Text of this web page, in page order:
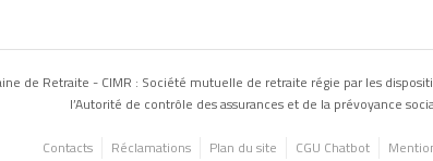
de Retraite - CIMR : Société mutuelle de retraite régie par les
l’Autorité de contrôle des assurances et de la prévoyance
Contacts Réclamations Plan du site CGU Chatbot